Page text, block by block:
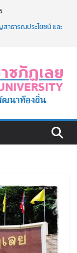
าธารณประโยชน์ และ
LRU ครั้งที่ 4 เปิดให้
อนาคตที่ใช่
ะอนุกรรมาธิการ